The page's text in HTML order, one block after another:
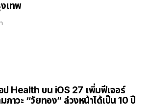
เทพ
Health บน iOS 27 เพิ่มฟีเจอร์
ภาวะ “วัยทอง” ล่วงหน้าได้เป็น 10 ปี